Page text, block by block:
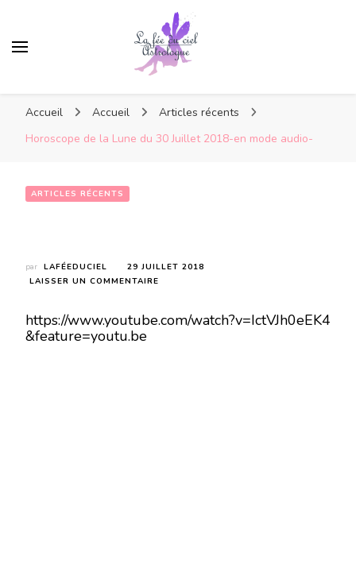
Accueil Accueil
Articles récents
Horoscope de la Lune du 30 Juillet 2018-en mode audio-
ARTICLES RÉCENTS
par LAFÉEDUCIEL
29 JUILLET 2018
LAISSER UN COMMENTAIRE
LA
https://www.youtube.com/watch?v=IctVJh0eEK4
&feature=youtu.be